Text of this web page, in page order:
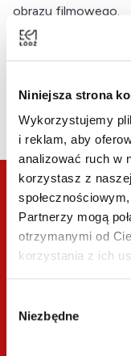
Niniejsza strona
Wykorzystujemy
i reklam, aby
analizować ruch w
korzystasz z
Partnerzy mogą
otrzymanymi od
korzystania z ich
zgody
Niezbędne
obrazu filmowego.